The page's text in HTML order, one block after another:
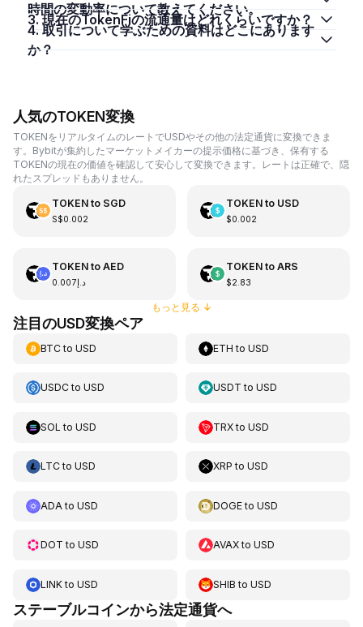
時間の変動率について教えてください。
3. 現在のTokenFiの流通量はどれくらいですか？
4. 取引について学ぶための資料はどこにあります
か？
人気のTOKEN変換
TOKENをリアルタイムのレートでUSDやその他の法定通貨に変換できま
す。Bybitが集約したマーケットメイカーの提示価格に基づき、保有する
TOKENの現在の価値を確認して安心して変換できます。レートは正確で、隠
れたスプレッドもありません。
TOKENto SGD
S$0.002
TOKENto USD
$0.002
TOKENto AED
د.إ0.007
TOKENto ARS
$2.83
もっと見る ↓
注目のUSD変換ペア
BTCto USD ETH toUSD
USDCto USD USDT toUSD
SOL to USD TRXtoUSD
LTCto USD XRP toUSD
ADA to USD DOGEtoUSD
DOT to USD AVAXtoUSD
LINKto USD SHIB toUSD
ステーブルコインから法定通貨へ